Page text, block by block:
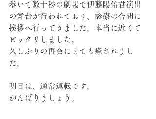
歩いて数十秒の劇場で伊藤陽佑君演出
の舞台が行われており、診療の合間に
挨拶へ行ってきました。本当に近くて
ビックリしました。
久しぶりの再会にとても癒されまし
た。
明日は、通常運転です。
がんばりましょう。